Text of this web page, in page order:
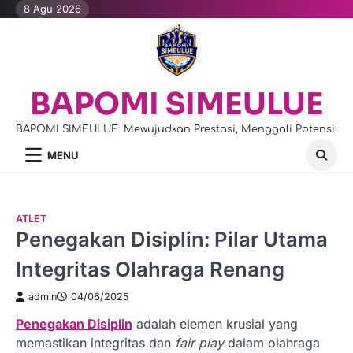
Skip8 Agu 2026
BAPOMI SIMEULUE
BAPOMI SIMEULUE: Mewujudkan Prestasi, Menggali Potensi!
MENU
ATLET
Penegakan Disiplin: Pilar Utama
Integritas Olahraga Renang
admin 04/06/2025
Penegakan Disiplin adalah elemen krusial yang
memastikan integritas dan fair playdalam olahraga